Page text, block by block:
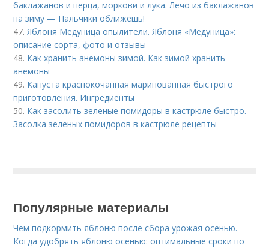
баклажанов и перца, моркови и лука. Лечо из баклажанов
на зиму — Пальчики оближешь!
47.Яблоня Медуница опылители. Яблоня «Медуница»:
описание сорта, фото и отзывы
48. Как хранить анемоны зимой. Как зимой хранить
анемоны
49. Капуста краснокочанная маринованная быстрого
приготовления. Ингредиенты
50. Как засолить зеленые помидоры в кастрюле быстро.
Засолка зеленых помидоров в кастрюле рецепты
Популярные материалы
Чем подкормить яблоню после сбора урожая осенью.
Когда удобрять яблоню осенью: оптимальные сроки по